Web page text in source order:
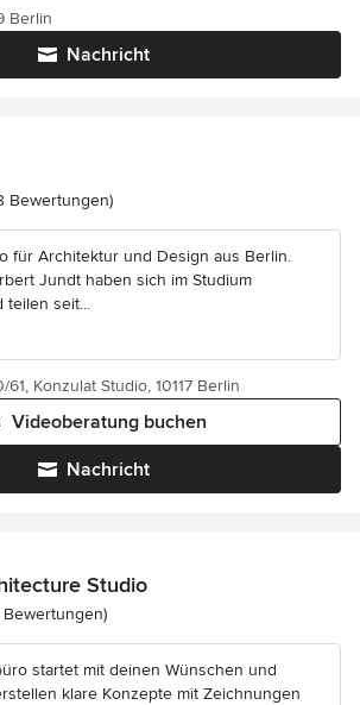
Nachricht
Berlin
5 von 5 Sternen
Bewertungen)
für Architektur und Design aus Berlin.
Jundt haben sich im Studium
teilen seit...
Nachricht
Videoberatung buchen
Konzulat Studio, 10117 Berlin
Studio
5 von 5 Sternen
Bewertungen)
startet mit deinen Wünschen und
klare Konzepte mit Zeichnungen